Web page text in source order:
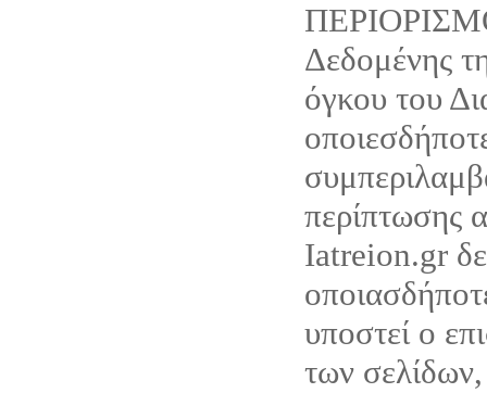
Δεδομένης
όγκου του
περίπτωσης
Iatreion.gr
υποστεί ο
των